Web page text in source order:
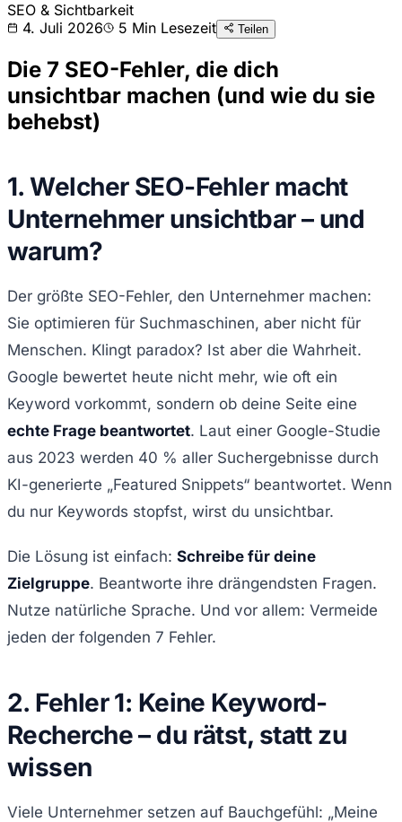
SEO & Sichtbarkeit
4. Juli 2026
5 Min Lesezeit Teilen
Die 7 SEO-Fehler, die dich
unsichtbar machen (und wie du sie
behebst)
1. Welcher SEO-Fehler macht
Unternehmer unsichtbar – und
warum?
Der größte SEO-Fehler, den Unternehmer machen:
Sie optimieren für Suchmaschinen, aber nicht für
Menschen. Klingt paradox? Ist aber die Wahrheit.
Google bewertet heute nicht mehr, wie oft ein
Keyword vorkommt, sondern ob deine Seite eine
echte Frage beantwortet. Laut einer Google-Studie
aus 2023 werden 40 % aller Suchergebnisse durch
KI-generierte „Featured Snippets“ beantwortet. Wenn
du nur Keywords stopfst, wirst du unsichtbar.
Die Lösung ist einfach: Schreibe für deine
Zielgruppe. Beantworte ihre drängendsten Fragen.
Nutze natürliche Sprache. Und vor allem: Vermeide
jeden der folgenden 7 Fehler.
2. Fehler 1: Keine Keyword-
Recherche – du rätst, statt zu
wissen
Viele Unternehmer setzen auf Bauchgefühl: „Meine